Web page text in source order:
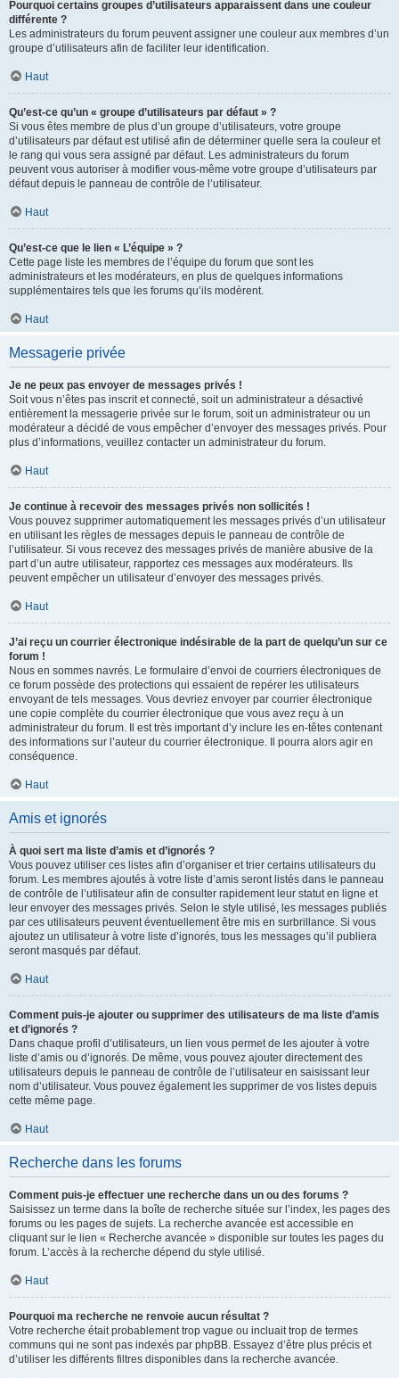
Pourquoi certains groupes d’utilisateurs apparaissent dans une couleur
différente ?
Les administrateurs du forum peuvent assigner une couleur aux membres d’un
groupe d’utilisateurs afin de faciliter leur identification.
Haut
Qu’est-ce qu’un « groupe d’utilisateurs par défaut » ?
Si vous êtes membre de plus d’un groupe d’utilisateurs, votre groupe
d’utilisateurs par défaut est utilisé afin de déterminer quelle sera la couleur et
le rang qui vous sera assigné par défaut. Les administrateurs du forum
peuvent vous autoriser à modifier vous-même votre groupe d’utilisateurs par
défaut depuis le panneau de contrôle de l’utilisateur.
Haut
Qu’est-ce que le lien « L’équipe » ?
Cette page liste les membres de l’équipe du forum que sont les
administrateurs et les modérateurs, en plus de quelques informations
supplémentaires tels que les forums qu’ils modèrent.
Haut
Messagerie privée
Je ne peux pas envoyer de messages privés !
Soit vous n’êtes pas inscrit et connecté, soit un administrateur a désactivé
entièrement la messagerie privée sur le forum, soit un administrateur ou un
modérateur a décidé de vous empêcher d’envoyer des messages privés. Pour
plus d’informations, veuillez contacter un administrateur du forum.
Haut
Je continue à recevoir des messages privés non sollicités !
Vous pouvez supprimer automatiquement les messages privés d’un utilisateur
en utilisant les règles de messages depuis le panneau de contrôle de
l’utilisateur. Si vous recevez des messages privés de manière abusive de la
part d’un autre utilisateur, rapportez ces messages aux modérateurs. Ils
peuvent empêcher un utilisateur d’envoyer des messages privés.
Haut
J’ai reçu un courrier électronique indésirable de la part de quelqu’un sur ce
forum !
Nous en sommes navrés. Le formulaire d’envoi de courriers électroniques de
ce forum possède des protections qui essaient de repérer les utilisateurs
envoyant de tels messages. Vous devriez envoyer par courrier électronique
une copie complète du courrier électronique que vous avez reçu à un
administrateur du forum. Il est très important d’y inclure les en-têtes contenant
des informations sur l’auteur du courrier électronique. Il pourra alors agir en
conséquence.
Haut
Amis et ignorés
À quoi sert ma liste d’amis et d’ignorés ?
Vous pouvez utiliser ces listes afin d’organiser et trier certains utilisateurs du
forum. Les membres ajoutés à votre liste d’amis seront listés dans le panneau
de contrôle de l’utilisateur afin de consulter rapidement leur statut en ligne et
leur envoyer des messages privés. Selon le style utilisé, les messages publiés
par ces utilisateurs peuvent éventuellement être mis en surbrillance. Si vous
ajoutez un utilisateur à votre liste d’ignorés, tous les messages qu’il publiera
seront masqués par défaut.
Haut
Comment puis-je ajouter ou supprimer des utilisateurs de ma liste d’amis
et d’ignorés ?
Dans chaque profil d’utilisateurs, un lien vous permet de les ajouter à votre
liste d’amis ou d’ignorés. De même, vous pouvez ajouter directement des
utilisateurs depuis le panneau de contrôle de l’utilisateur en saisissant leur
nom d’utilisateur. Vous pouvez également les supprimer de vos listes depuis
cette même page.
Haut
Recherche dans les forums
Comment puis-je effectuer une recherche dans un ou des forums ?
Saisissez un terme dans la boîte de recherche située sur l’index, les pages des
forums ou les pages de sujets. La recherche avancée est accessible en
cliquant sur le lien « Recherche avancée » disponible sur toutes les pages du
forum. L’accès à la recherche dépend du style utilisé.
Haut
Pourquoi ma recherche ne renvoie aucun résultat ?
Votre recherche était probablement trop vague ou incluait trop de termes
communs qui ne sont pas indexés par phpBB. Essayez d’être plus précis et
d’utiliser les différents filtres disponibles dans la recherche avancée.